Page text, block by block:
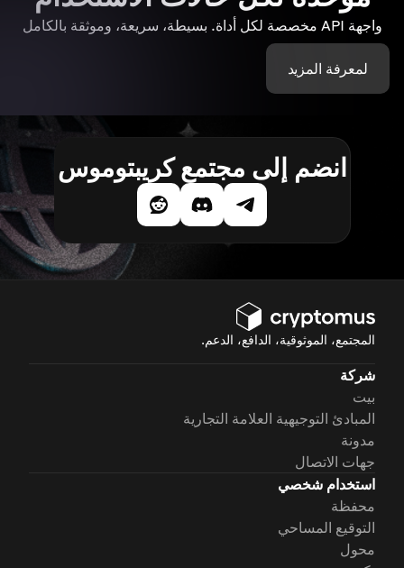
واجهة API مخصصة لكل أداة. بسيطة، سريعة، وموثقة بالكامل
لمعرفة المزيد
انضم إلى مجتمع كريبتوموس
المجتمع، الموثوقية، الدافع، الدعم.
شركة
بيت
المبادئ التوجيهية العلامة التجارية
مدونة
جهات الاتصال
استخدام شخصي
محفظة
التوقيع المساحي
محول